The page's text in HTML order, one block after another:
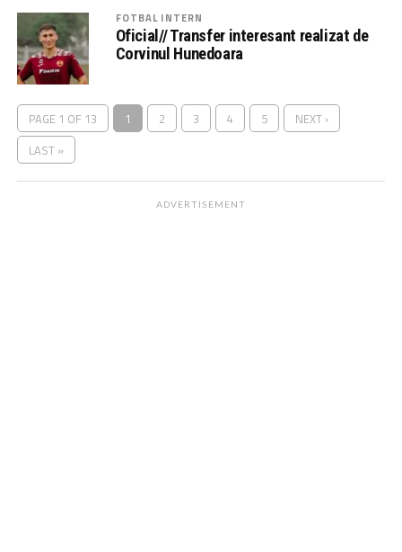
FOTBAL INTERN
Oficial// Transfer interesant realizat de
Corvinul Hunedoara
PAGE 1 OF 13 1 2 3 4 5
NEXT ›
LAST »
ADVERTISEMENT